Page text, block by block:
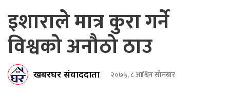
इशाराले मात्र कुरा गर्ने
विश्वको अनौठो ठाउ
खबरघर संवाददाता २०७५, ८ आश्विन सोमबार